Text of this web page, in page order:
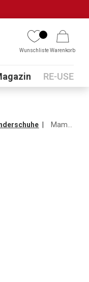
WunschlisteWarenkorb
RE-USE